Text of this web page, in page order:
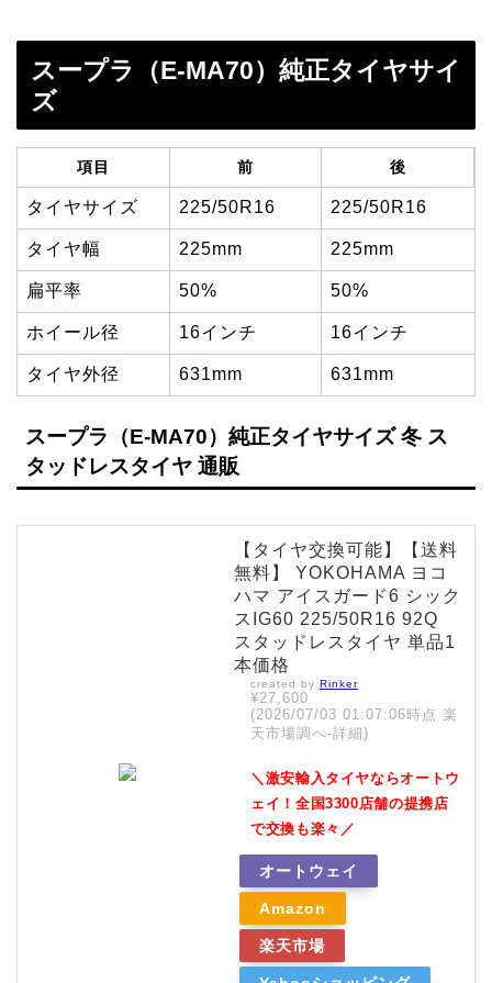
スープラ（E-MA70）純正タイヤサイ
ズ
項目 前 後
タイヤサイズ 225/50R16 225/50R16
タイヤ幅 225mm 225mm
扁平率 50% 50%
ホイール径 16インチ 16インチ
タイヤ外径 631mm 631mm
スープラ（E-MA70）純正タイヤサイズ 冬 ス
タッドレスタイヤ 通販
【タイヤ交換可能】【送料
無料】 YOKOHAMA ヨコ
ハマ アイスガード6 シック
スIG60 225/50R16 92Q
スタッドレスタイヤ 単品1
本価格
created by Rinker
¥27,600
(2026/07/03 01:07:06時点 楽
天市場調べ-詳細)
＼激安輸入タイヤならオートウ
ェイ！全国3300店舗の提携店
で交換も楽々／
オートウェイ
Amazon
楽天市場